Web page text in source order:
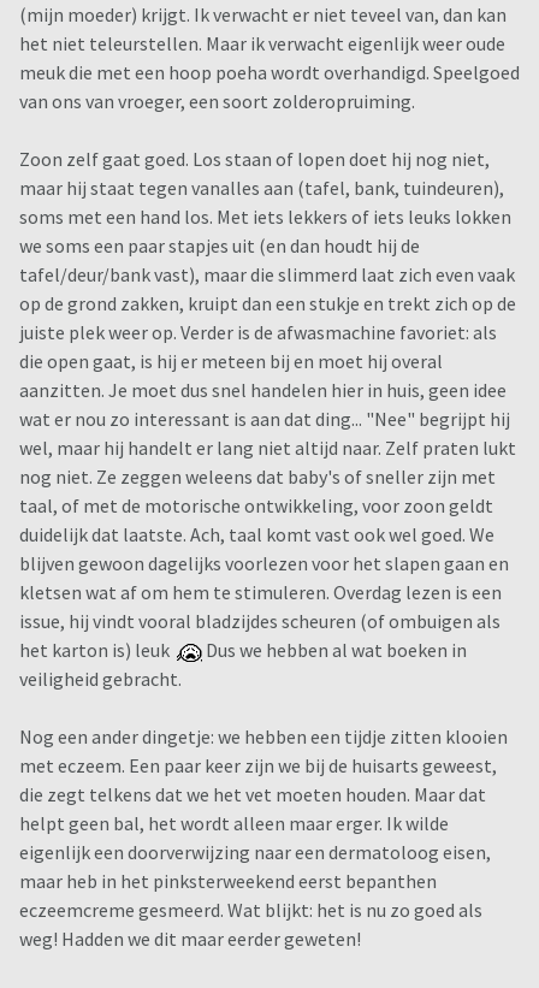
(mijn moeder) krijgt. Ik verwacht er niet teveel van, dan kan
het niet teleurstellen. Maar ik verwacht eigenlijk weer oude
meuk die met een hoop poeha wordt overhandigd. Speelgoed
van ons van vroeger, een soort zolderopruiming.
Zoon zelf gaat goed. Los staan of lopen doet hij nog niet,
maar hij staat tegen vanalles aan (tafel, bank, tuindeuren),
soms met een hand los. Met iets lekkers of iets leuks lokken
we soms een paar stapjes uit (en dan houdt hij de
tafel/deur/bank vast), maar die slimmerd laat zich even vaak
op de grond zakken, kruipt dan een stukje en trekt zich op de
juiste plek weer op. Verder is de afwasmachine favoriet: als
die open gaat, is hij er meteen bij en moet hij overal
aanzitten. Je moet dus snel handelen hier in huis, geen idee
wat er nou zo interessant is aan dat ding... "Nee" begrijpt hij
wel, maar hij handelt er lang niet altijd naar. Zelf praten lukt
nog niet. Ze zeggen weleens dat baby's of sneller zijn met
taal, of met de motorische ontwikkeling, voor zoon geldt
duidelijk dat laatste. Ach, taal komt vast ook wel goed. We
blijven gewoon dagelijks voorlezen voor het slapen gaan en
kletsen wat af om hem te stimuleren. Overdag lezen is een
issue, hij vindt vooral bladzijdes scheuren (of ombuigen als
het karton is) leuk
Dus we hebben al wat boeken in
veiligheid gebracht.
Nog een ander dingetje: we hebben een tijdje zitten klooien
met eczeem. Een paar keer zijn we bij de huisarts geweest,
die zegt telkens dat we het vet moeten houden. Maar dat
helpt geen bal, het wordt alleen maar erger. Ik wilde
eigenlijk een doorverwijzing naar een dermatoloog eisen,
maar heb in het pinksterweekend eerst bepanthen
eczeemcreme gesmeerd. Wat blijkt: het is nu zo goed als
weg! Hadden we dit maar eerder geweten!